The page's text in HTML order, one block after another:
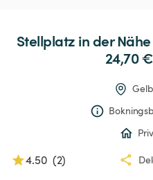
Stellplatz inder Nähe
24,70 €
4.50 (2)